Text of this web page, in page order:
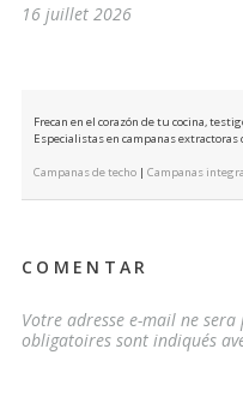
16 juillet 2026
Frecan en el corazón de tu cocina,
Especialistas en campanas extractoras
Campanas de techo | Campanas
COMENTAR
Votre adresse e-mail ne sera
obligatoires sont indiqués